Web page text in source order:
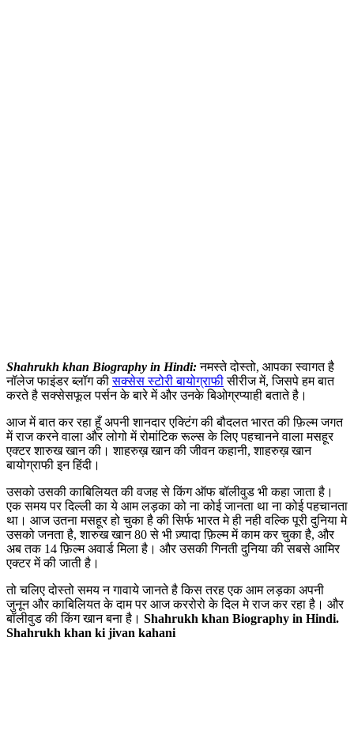
Shahrukh khan Biography in Hindi:नमस्ते दोस्तो, आपका स्वागत है
नॉलेज फाइंडर ब्लॉग कीसक्सेस स्टोरी बायोग्राफीसीरीज में, जिसपे हम बात
करते है सक्सेसफूल पर्सन के बारे में और उनके बिओग्रप्याही बताते है।
आज में बात कर रहा हूँ अपनी शानदार एक्टिंग की बौदलत भारत की फ़िल्म जगत
में राज करने वाला और लोगो में रोमांटिक रूल्स के लिए पहचानने वाला मसहूर
एक्टर शारुख खान की। शाहरुख़ खान की जीवन कहानी, शाहरुख़ खान
बायोग्राफी इन हिंदी।
उसको उसकी काबिलियत की वजह से किंग ऑफ बॉलीवुड भी कहा जाता है।
एक समय पर दिल्ली का ये आम लड़का को ना कोई जानता था ना कोई पहचानता
था। आज उतना मसहूर हो चुका है की सिर्फ भारत मे ही नही वल्कि पूरी दुनिया मे
उसको जनता है, शारुख खान 80 से भी ज़्यादा फ़िल्म में काम कर चुका है, और
अब तक 14 फ़िल्म अवार्ड मिला है। और उसकी गिनती दुनिया की सबसे आमिर
एक्टर में की जाती है।
तो चलिए दोस्तो समय न गावाये जानते है किस तरह एक आम लड़का अपनी
जुनून और काबिलियत के दाम पर आज कररोरो के दिल मे राज कर रहा है। और
बॉलीवुड की किंग खान बना है। Shahrukh khan Biography in Hindi.
Shahrukh khan ki jivan kahani